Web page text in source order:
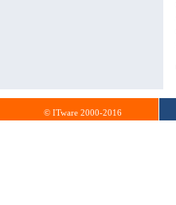
© ITware 2000-2016